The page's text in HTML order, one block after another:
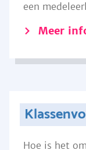
een
Meer
Hoe is het